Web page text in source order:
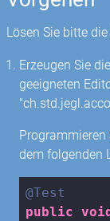
Lösen Sie bitte
Erzeugen Sie
geeigneten
Programmieren
dem folgenden
@Test
public
void